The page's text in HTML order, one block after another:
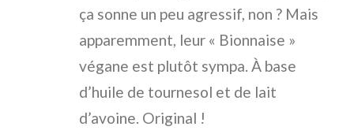
ça sonne un peu agressif, non ? Mais
apparemment, leur « Bionnaise »
végane est plutôt sympa. À base
d’huile de tournesol et de lait
d’avoine. Original !